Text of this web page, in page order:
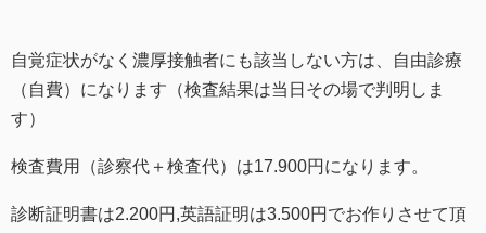
自覚症状がなく濃厚接触者にも該当しない方は、自由診療
（自費）になります（検査結果は当日その場で判明しま
す）
検査費用（診察代＋検査代）は17.900円になります。
診断証明書は2.200円,英語証明は3.500円でお作りさせて頂